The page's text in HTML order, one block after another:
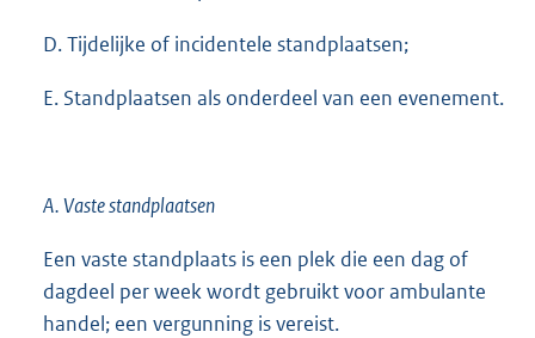
D. Tijdelijke of incidentele standplaatsen;
E. Standplaatsen als onderdeel van een evenement.
A. Vaste standplaatsen
Een vaste standplaats is een plek die een dag of
dagdeel per week wordt gebruikt voor ambulante
handel; een vergunning is vereist.